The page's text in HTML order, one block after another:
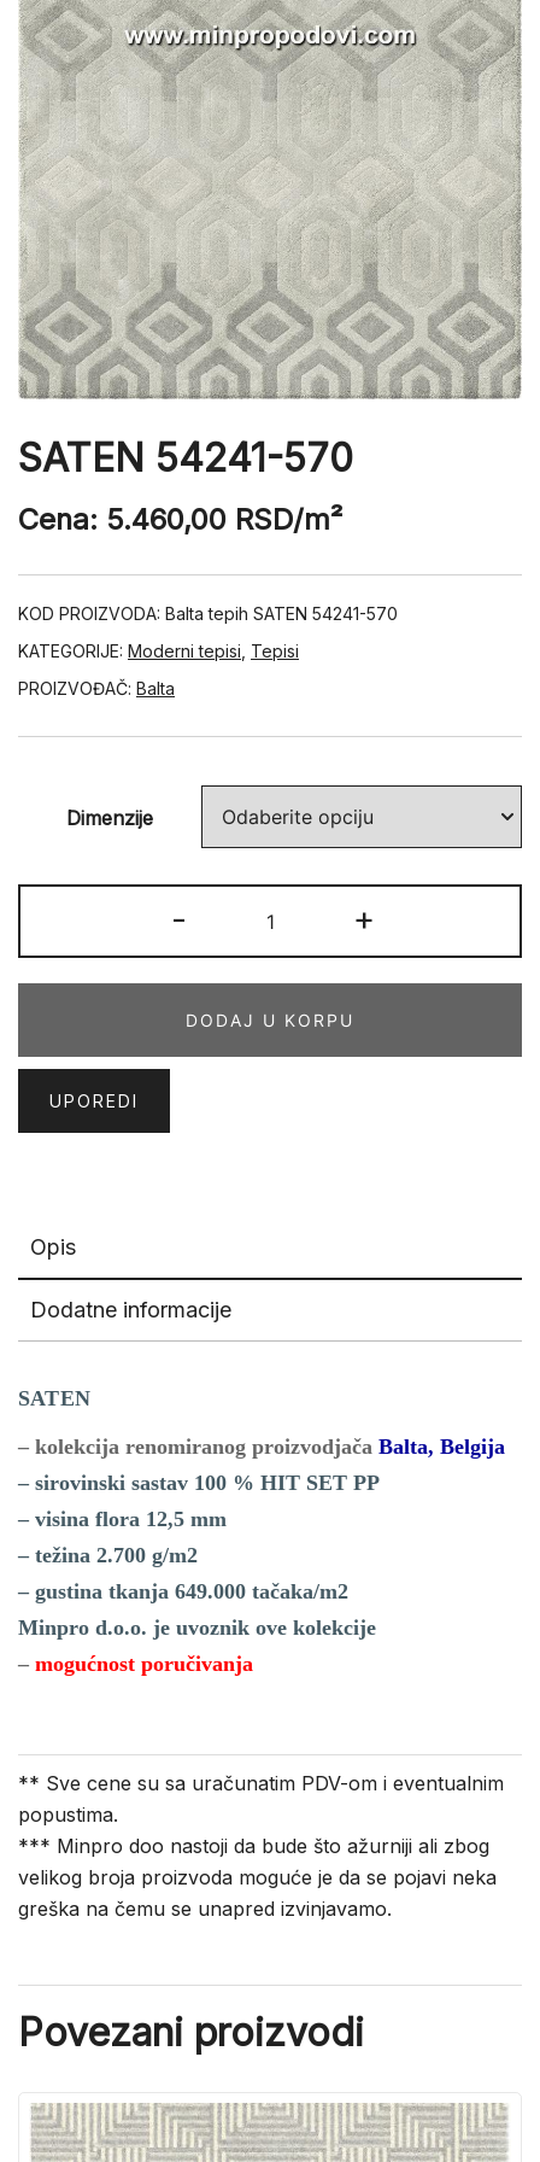
SATEN 54241-570
Cena: 5.460,00 RSD/m²
KOD PROIZVODA: Balta tepih SATEN 54241-570
KATEGORIJE: Moderni tepisi Tepisi
PROIZVOĐAČ: Balta
Dimenzije
-
54241-
570
+
DODAJ U KORPU
UPOREDI
Opis
Dodatne informacije
SATEN
– kolekcija renomiranog proizvodjača Balta, Belgija
– sirovinski sastav 100 % HIT SET PP
– visina flora 12,5 mm
– težina 2.700 g/m2
– gustina tkanja 649.000 tačaka/m2
Minpro d.o.o. je uvoznik ove kolekcije
– mogućnost poručivanja
** Sve cene su sa uračunatim PDV-om i eventualnim
popustima.
*** Minpro doo nastoji da bude što ažurniji ali zbog
velikog broja proizvoda moguće je da se pojavi neka
greška na čemu se unapred izvinjavamo.
Povezani proizvodi